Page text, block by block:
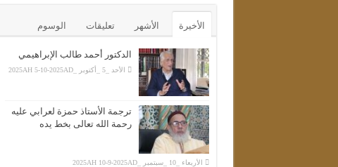
الأخيرة الأشهر تعليقات الوسوم
الدكتور أحمد طالب الإبراهيمي
الأحد _5 _أكتوبر _2025AH 5-10-2025AD
ترجمة الأستاذ حمزة لعرابي عليه
رحمة الله تعالى بخط يده
الأربعاء _10 _سبتمبر _2025AH 10-9-2025AD